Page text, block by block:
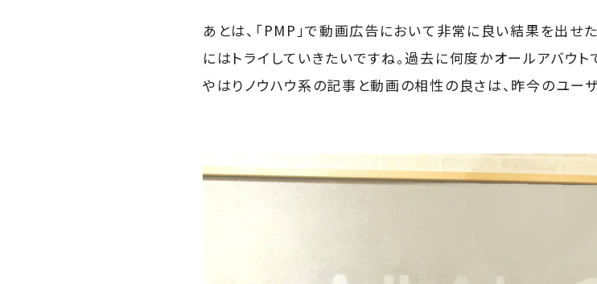
あとは、「PMP」で動画広告において非常に良い結果を出せ
にはトライしていきたいですね。過去に何度かオールアバウ
やはりノウハウ系の記事と動画の相性の良さは、昨今のユー